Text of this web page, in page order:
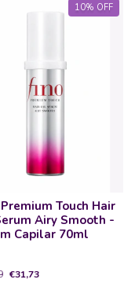
10% OFF
Touch Hair
Airy Smooth -
Capilar 70ml
€31,73